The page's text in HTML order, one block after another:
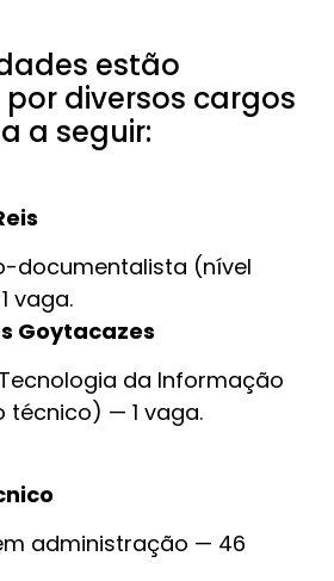
estão
diversos cargos
a seguir:
documentalista (nível
vaga.
Goytacazes
da Informação
técnico) — 1 vaga.
administração — 46